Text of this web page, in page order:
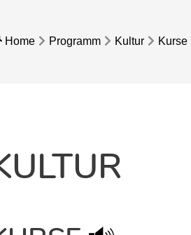
Home Programm Kultur Kurse